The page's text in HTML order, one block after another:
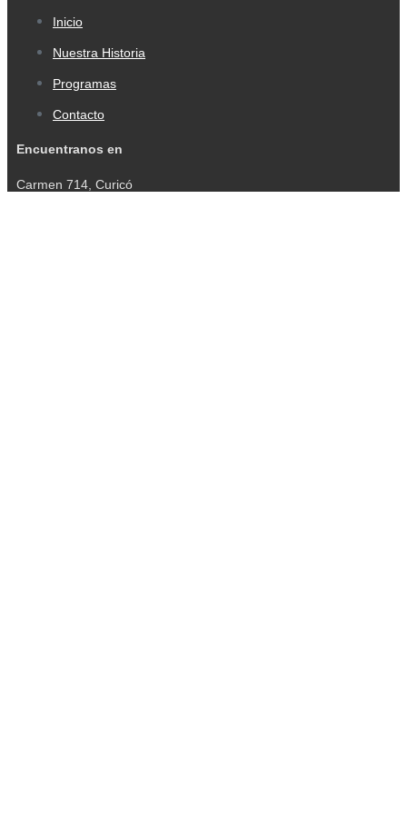
Inicio
Nuestra Historia
Programas
Contacto
Encuentranos en
Carmen 714, Curicó